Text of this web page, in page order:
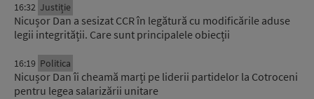
16:32 Justiție
Nicușor Dan a sesizat CCR în legătură cu modificările aduse
legii integrității. Care sunt principalele obiecții
16:19 Politica
Nicușor Dan îi cheamă marți pe liderii partidelor la Cotroceni
pentru legea salarizării unitare